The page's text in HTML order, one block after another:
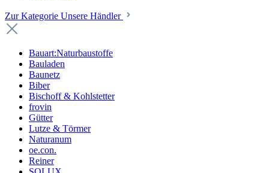
Zur Kategorie Unsere Händler
Bauart:Naturbaustoffe
Bauladen
Baunetz
Biber
Bischoff & Kohlstetter
frovin
Gütter
Lutze & Törmer
Naturanum
oe.con.
Reiner